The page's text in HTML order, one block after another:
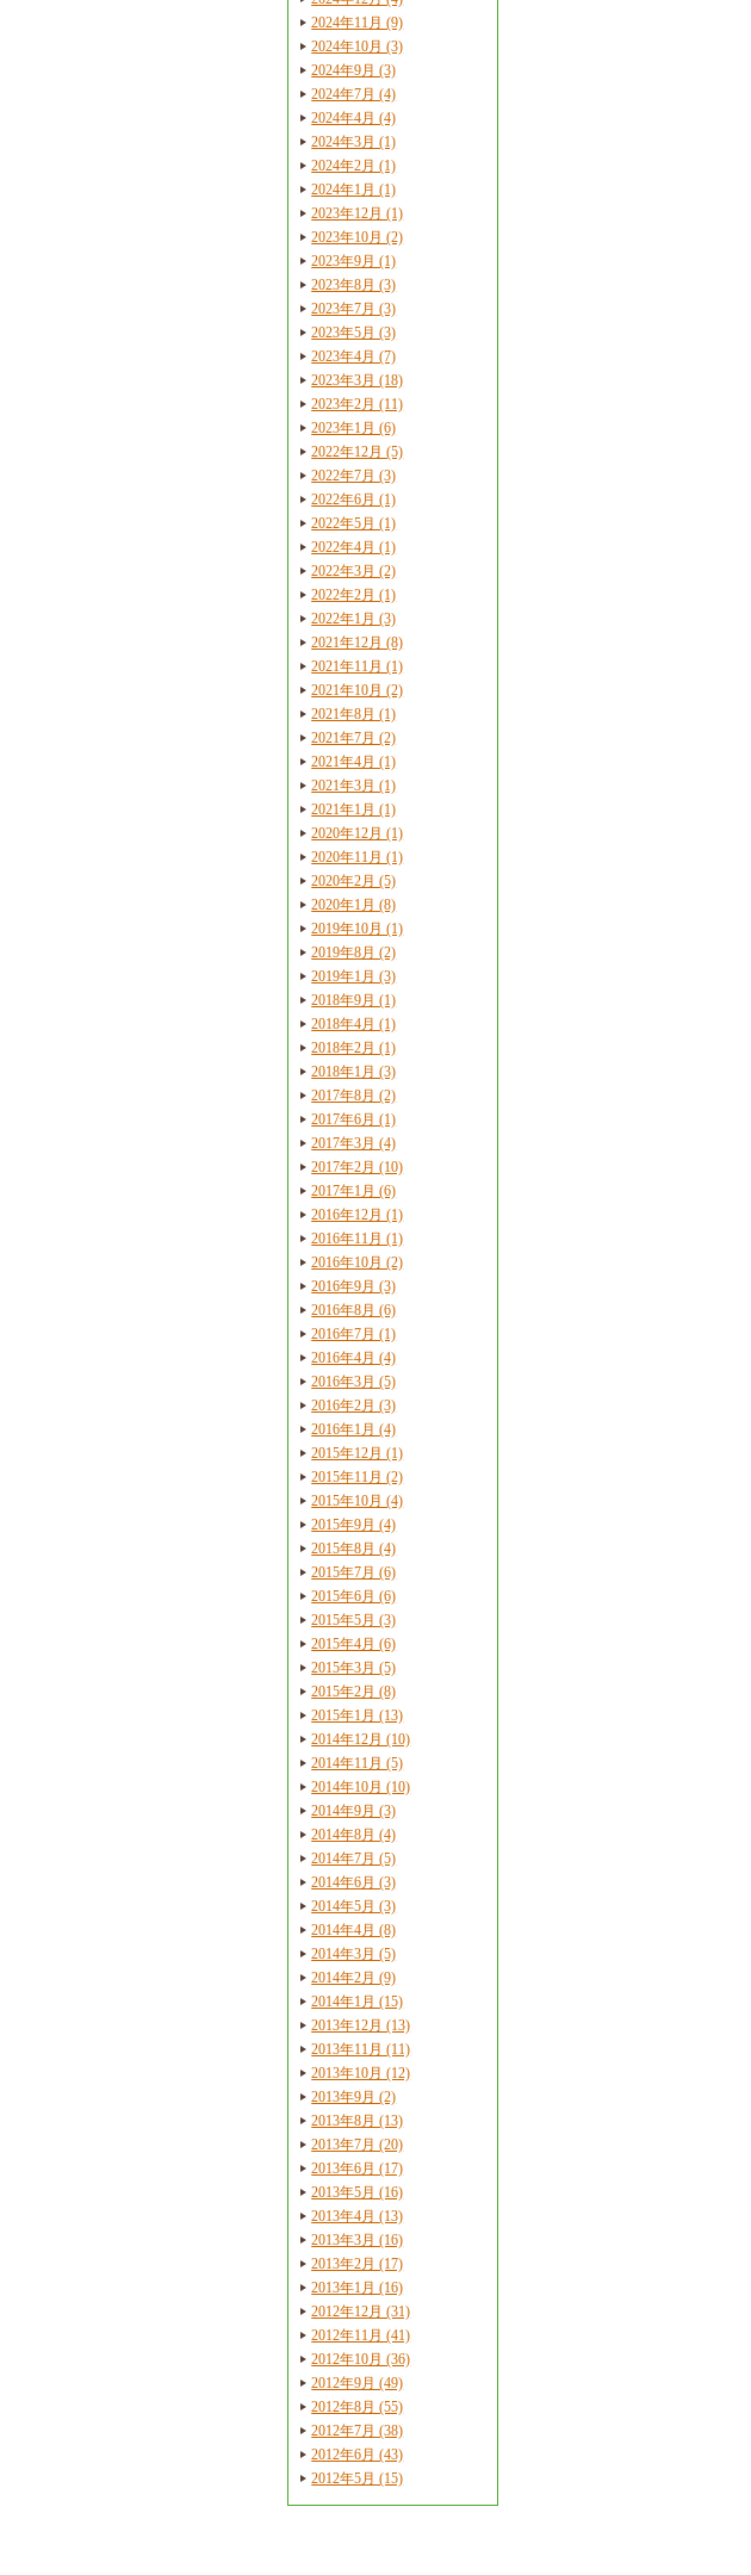
2024年11月 (9)
2024年10月 (3)
2024年9月 (3)
2024年7月 (4)
2024年4月 (4)
2024年3月 (1)
2024年2月 (1)
2024年1月 (1)
2023年12月 (1)
2023年10月 (2)
2023年9月 (1)
2023年8月 (3)
2023年7月 (3)
2023年5月 (3)
2023年4月 (7)
2023年3月 (18)
2023年2月 (11)
2023年1月 (6)
2022年12月 (5)
2022年7月 (3)
2022年6月 (1)
2022年5月 (1)
2022年4月 (1)
2022年3月 (2)
2022年2月 (1)
2022年1月 (3)
2021年12月 (8)
2021年11月 (1)
2021年10月 (2)
2021年8月 (1)
2021年7月 (2)
2021年4月 (1)
2021年3月 (1)
2021年1月 (1)
2020年12月 (1)
2020年11月 (1)
2020年2月 (5)
2020年1月 (8)
2019年10月 (1)
2019年8月 (2)
2019年1月 (3)
2018年9月 (1)
2018年4月 (1)
2018年2月 (1)
2018年1月 (3)
2017年8月 (2)
2017年6月 (1)
2017年3月 (4)
2017年2月 (10)
2017年1月 (6)
2016年12月 (1)
2016年11月 (1)
2016年10月 (2)
2016年9月 (3)
2016年8月 (6)
2016年7月 (1)
2016年4月 (4)
2016年3月 (5)
2016年2月 (3)
2016年1月 (4)
2015年12月 (1)
2015年11月 (2)
2015年10月 (4)
2015年9月 (4)
2015年8月 (4)
2015年7月 (6)
2015年6月 (6)
2015年5月 (3)
2015年4月 (6)
2015年3月 (5)
2015年2月 (8)
2015年1月 (13)
2014年12月 (10)
2014年11月 (5)
2014年10月 (10)
2014年9月 (3)
2014年8月 (4)
2014年7月 (5)
2014年6月 (3)
2014年5月 (3)
2014年4月 (8)
2014年3月 (5)
2014年2月 (9)
2014年1月 (15)
2013年12月 (13)
2013年11月 (11)
2013年10月 (12)
2013年9月 (2)
2013年8月 (13)
2013年7月 (20)
2013年6月 (17)
2013年5月 (16)
2013年4月 (13)
2013年3月 (16)
2013年2月 (17)
2013年1月 (16)
2012年12月 (31)
2012年11月 (41)
2012年10月 (36)
2012年9月 (49)
2012年8月 (55)
2012年7月 (38)
2012年6月 (43)
2012年5月 (15)